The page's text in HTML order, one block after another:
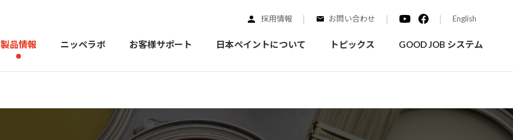
採用情報 お問い合わせ English
製品情報 ニッペラボ お客様サポート 日本ペイントについて トピックス GOOD JOB システム